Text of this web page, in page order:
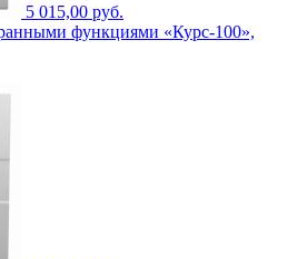
5 015,00 руб.
функциями «Курс-100»,